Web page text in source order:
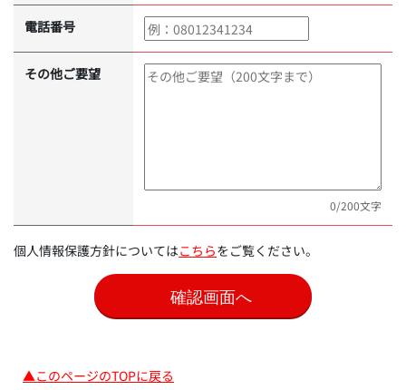
電話番号
その他ご要望
0/200文字
個人情報保護方針についてはこちらをご覧ください。
▲このページのTOPに戻る